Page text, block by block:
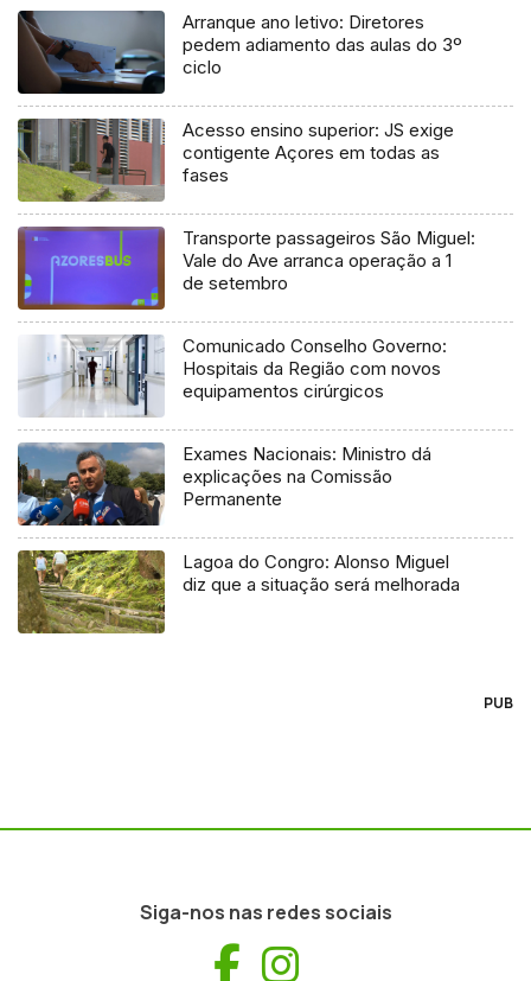
Arranque ano letivo: Diretores
pedem adiamento das aulas do 3º
ciclo
Acesso ensino superior: JS exige
contigente Açores em todas as
fases
Transporte passageiros São Miguel:
Vale do Ave arranca operação a 1
de setembro
Comunicado Conselho Governo:
Hospitais da Região com novos
equipamentos cirúrgicos
Exames Nacionais: Ministro dá
explicações na Comissão
Permanente
Lagoa do Congro: Alonso Miguel
diz que a situação será melhorada
PUB
Siga-nos nas redes sociais
Facebook